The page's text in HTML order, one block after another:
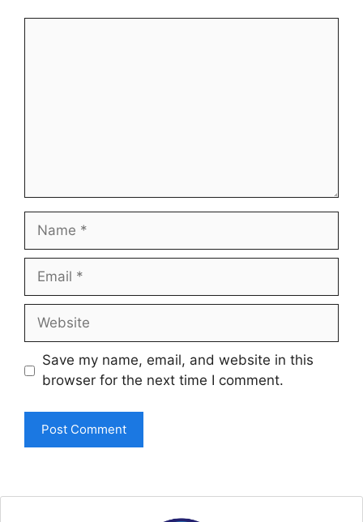
Name
Email
Website
Save my name, email, and website in this
browser for the next time I comment.